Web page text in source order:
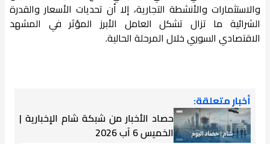
والاستثمارات والأنشطة التجارية، إلا أن تحديات الأسعار والقدرة
الشرائية ما تزال تشكل العامل الأبرز المؤثر في المشهد
الاقتصادي السوري خلال المرحلة الحالية.
أخبار متعلقة:
حصاد الأخبار من شبكة شام الإخبارية |
الخميس 6 آب 2026